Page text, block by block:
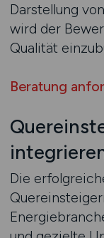
Darstellung
wird der
Qualität
Beratung
Die